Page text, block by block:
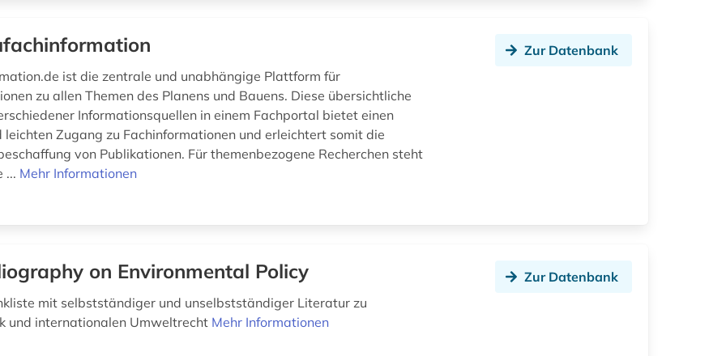
ist die zentrale und unabhängige Plattform für
zu allen Themen des Planens und Bauens. Diese übersichtliche
Informationsquellen in einem Fachportal bietet einen
leichten Zugang zu Fachinformationen und erleichtert somit die
von Publikationen. Für themenbezogene Recherchen steht
... Mehr Informationen
Zur Datenbank
on Environmental Policy
mit selbstständiger und unselbstständiger Literatur zu
und internationalen Umweltrecht Mehr Informationen
Zur Datenbank